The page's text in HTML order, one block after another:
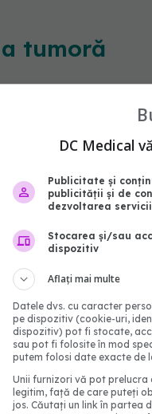
tumoră
Din ea
canceroase, le
împotriva IGF-R1,
și le
acestea sunt
antisensului IGF-
eliberează
din cameră în
cerebrale",
la Centrul de
științific al Imvax.
DC Medical
Publicitate și
publicității și de
dezvoltarea
Stocarea și/sau
dispozitiv
Aflați mai multe
Datele dvs. cu caracter
pe dispozitiv (cookie-uri,
dispozitiv) pot fi stocate,
sau pot fi folosite în mod
putem folosi date exacte de
Unii furnizori vă pot prelucra
legitim, față de care puteți
jos. Căutați un link în partea